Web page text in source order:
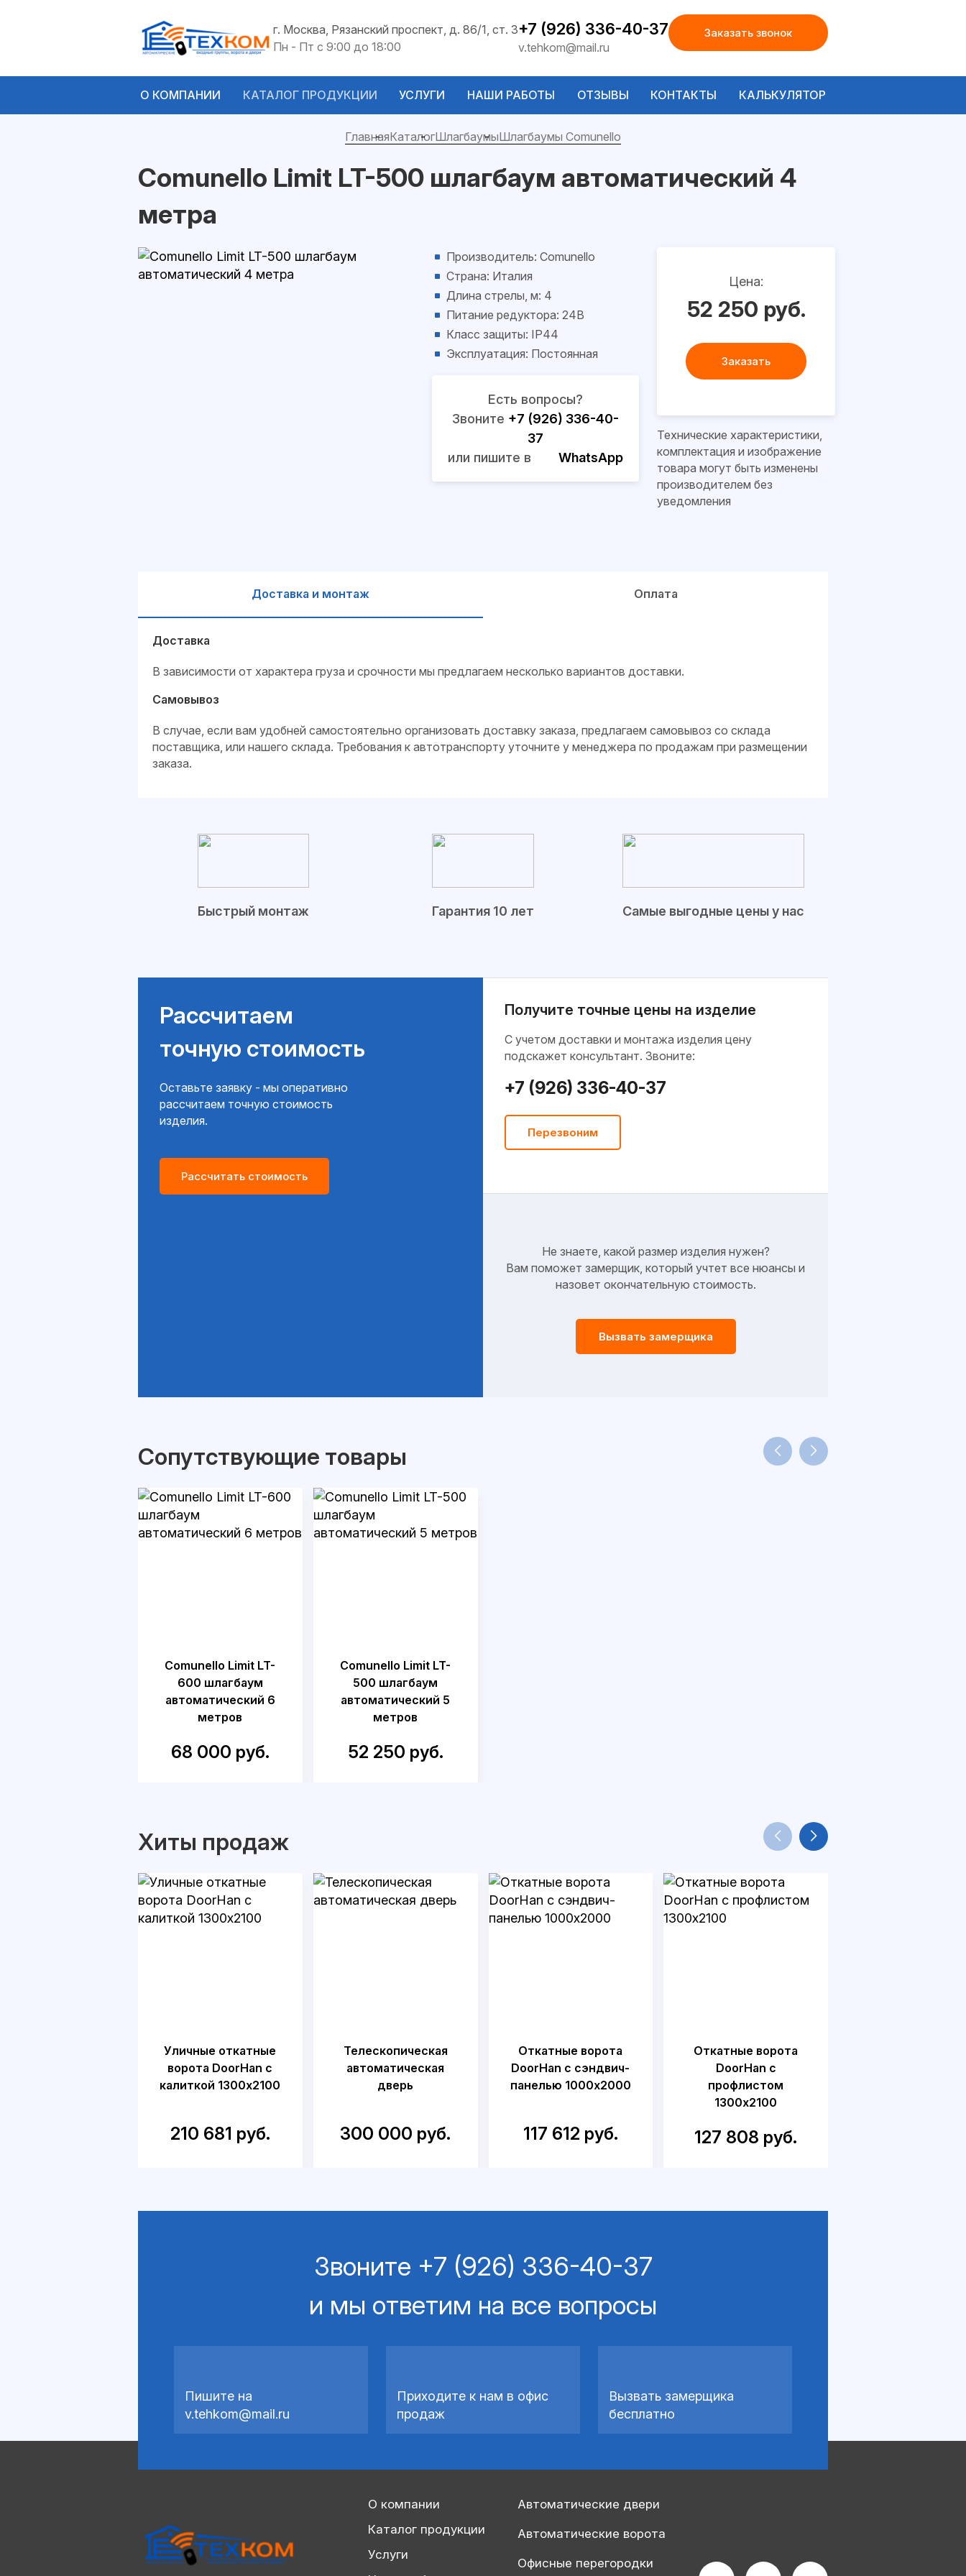
г. Москва, Рязанский проспект, д. 86/1, ст. 3
Пн - Пт с 9:00 до 18:00
+7 (926) 336-40-37
v.tehkom@mail.ru
Заказать звонок
О КОМПАНИИ КАТАЛОГ ПРОДУКЦИИ УСЛУГИ НАШИ РАБОТЫ ОТЗЫВЫ КОНТАКТЫ КАЛЬКУЛЯТОР
ГлавнаяКаталогШлагбаумыШлагбаумы Comunello
Comunello Limit LT-500 шлагбаум автоматический 4
метра
Производитель: Comunello
Страна: Италия
Длина стрелы, м: 4
Питание редуктора: 24В
Класс защиты: IP44
Эксплуатация: Постоянная
Есть вопросы?
Звоните +7 (926) 336-40-
37
или пишите в
WhatsApp
Цена:
52 250 руб.
Заказать
Технические характеристики,
комплектация и изображение
товара могут быть изменены
производителем без
уведомления
Доставка и монтаж Оплата
Доставка
В зависимости от характера груза и срочности мы предлагаем несколько вариантов доставки.
Самовывоз
В случае, если вам удобней самостоятельно организовать доставку заказа, предлагаем самовывоз со склада
поставщика, или нашего склада. Требования к автотранспорту уточните у менеджера по продажам при размещении
заказа.
Быстрый монтаж Гарантия 10 лет Самые выгодные цены у нас
Рассчитаем
точную стоимость
Оставьте заявку - мы оперативно
рассчитаем точную стоимость
изделия.
Рассчитать стоимость
Получите точные цены на изделие
C учетом доставки и монтажа изделия цену
подскажет консультант. Звоните:
+7 (926) 336-40-37
Перезвоним
Не знаете, какой размер изделия нужен?
Вам поможет замерщик, который учтет все нюансы и
назовет окончательную стоимость.
Вызвать замерщика
Сопутствующие товары
Comunello Limit LT-
600 шлагбаум
автоматический 6
метров
68 000 руб.
Comunello Limit LT-
500 шлагбаум
автоматический 5
метров
52 250 руб.
Хиты продаж
Уличные откатные
ворота DoorHan с
калиткой 1300х2100
210 681 руб.
Телескопическая
автоматическая
дверь
300 000 руб.
Откатные ворота
DoorHan с сэндвич-
панелью 1000x2000
117 612 руб.
Откатные ворота
DoorHan с
профлистом
1300x2100
127 808 руб.
Звоните +7 (926) 336-40-37
и мы ответим на все вопросы
Пишите на
v.tehkom@mail.ru
Приходите к нам в офис
продаж
Вызвать замерщика
бесплатно
О компании
Каталог продукции
Услуги
Автоматические двери
Автоматические ворота
Офисные перегородки